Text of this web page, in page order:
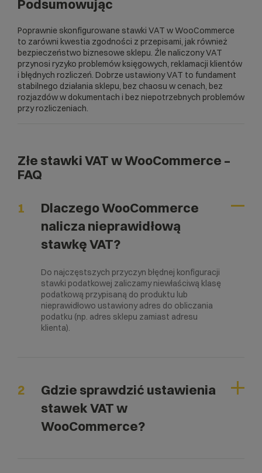
Podsumowując
Poprawnie skonfigurowane stawki VAT w WooCommerce
to zarówni kwestia zgodności z przepisami, jak również
bezpieczeństwo biznesowe sklepu. Źle naliczony VAT
przynosi ryzyko problemów księgowych, reklamacji klientów
i błędnych rozliczeń. Dobrze ustawiony VAT to fundament
stabilnego działania sklepu, bez chaosu w cenach, bez
rozjazdów w dokumentach i bez niepotrzebnych problemów
przy rozliczeniach.
Złe stawki VAT w WooCommerce –
FAQ
1
Dlaczego WooCommerce
nalicza nieprawidłową
stawkę VAT?
Do najczęstszych przyczyn błędnej konfiguracji
stawki podatkowej zaliczamy niewłaściwą klasę
podatkową przypisaną do produktu lub
nieprawidłowo ustawiony adres do obliczania
podatku (np. adres sklepu zamiast adresu
klienta).
2
Gdzie sprawdzić ustawienia
stawek VAT w
WooCommerce?